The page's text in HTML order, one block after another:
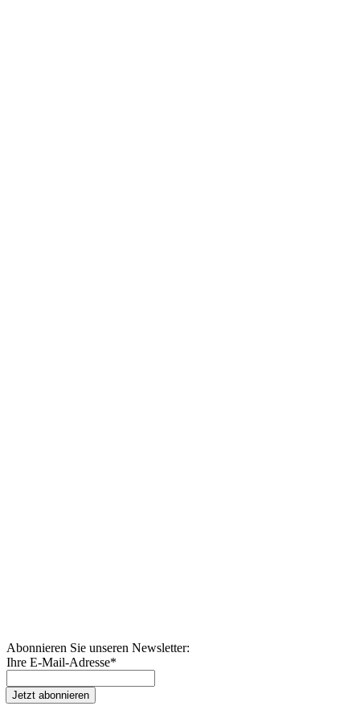
Abonnieren Sie unseren Newsletter:
Ihre E-Mail-Adresse*
Jetzt abonnieren